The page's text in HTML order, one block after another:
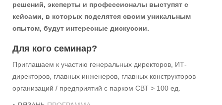
решений, эксперты и профессионалы выступят с
кейсами, в которых поделятся своим уникальным
опытом, будут интересные дискуссии.
Для кого семинар?
Приглашаем к участию генеральных директоров, ИТ-
директоров, главных инженеров, главных конструкторов
организаций / предприятий с парком СВТ > 100 ед.